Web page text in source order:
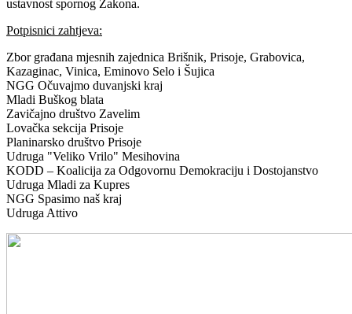
ustavnost spornog Zakona.
Potpisnici zahtjeva:
Zbor građana mjesnih zajednica Brišnik, Prisoje, Grabovica,
Kazaginac, Vinica, Eminovo Selo i Šujica
NGG Očuvajmo duvanjski kraj
Mladi Buškog blata
Zavičajno društvo Zavelim
Lovačka sekcija Prisoje
Planinarsko društvo Prisoje
Udruga "Veliko Vrilo" Mesihovina
KODD – Koalicija za Odgovornu Demokraciju i Dostojanstvo
Udruga Mladi za Kupres
NGG Spasimo naš kraj
Udruga Attivo